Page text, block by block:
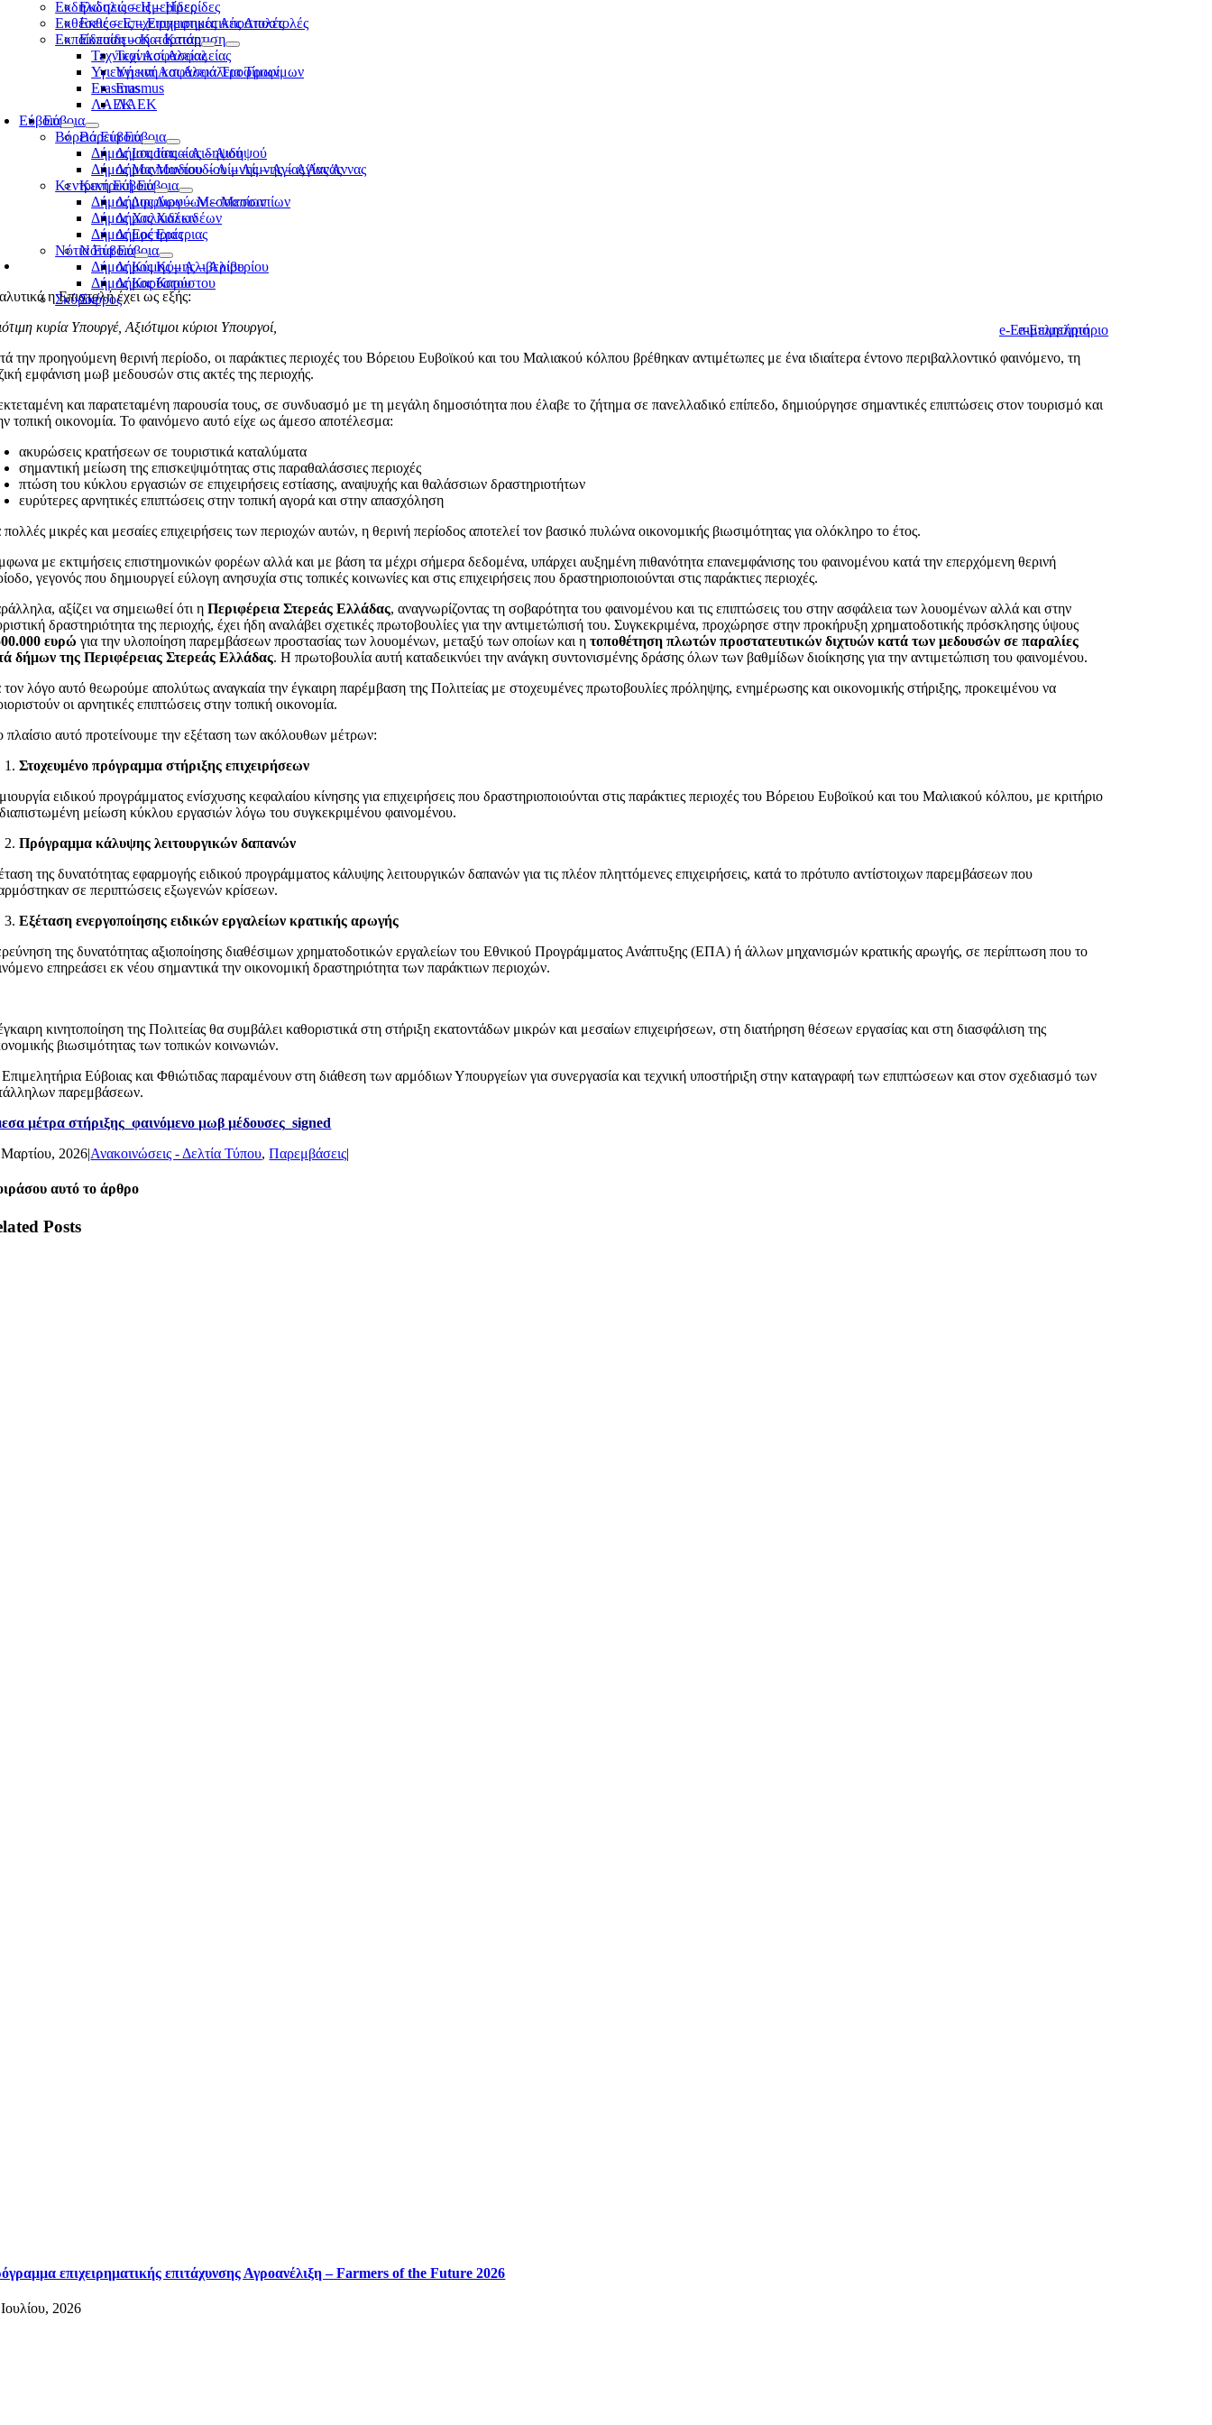
Εκδηλώσεις – Ημερίδες
Εκθέσεις – Επιχειρηματικές Αποστολές
Εκπαίδευση – Κατάρτιση
Τεχνικοί Ασφαλείας
Υγιεινή και Ασφάλεια Τροφίμων
Erasmus
ΛΑΕΚ
Εύβοια
Βόρεια Εύβοια
Δήμος Ιστιαίας – Αιδηψού
Δήμος Μαντουδίου – Λίμνης – Αγίας Άννας
Κεντρική Εύβοια
Δήμος Διρφύων – Μεσσαπίων
Δήμος Χαλκιδέων
Δήμος Ερέτριας
Νότια Εύβοια
Δήμος Κύμης – Αλιβερίου
Δήμος Καρύστου
Σκύρος
e-Επιμελητήριο
Εκδηλώσεις – Ημερίδες
Εκθέσεις – Επιχειρηματικές Αποστολές
Εκπαίδευση – Κατάρτιση
Τεχνικοί Ασφαλείας
Υγιεινή και Ασφάλεια Τροφίμων
Erasmus
ΛΑΕΚ
Εύβοια
Βόρεια Εύβοια
Δήμος Ιστιαίας – Αιδηψού
Δήμος Μαντουδίου – Λίμνης – Αγίας Άννας
Κεντρική Εύβοια
Δήμος Διρφύων – Μεσσαπίων
Δήμος Χαλκιδέων
Δήμος Ερέτριας
Νότια Εύβοια
Δήμος Κύμης – Αλιβερίου
Δήμος Καρύστου
Σκύρος
e-Επιμελητήριο
η Επιστολή έχει ως εξής:
κυρία Υπουργέ, Αξιότιμοι κύριοι Υπουργοί,
την προηγούμενη θερινή περίοδο, οι παράκτιες περιοχές του Βόρειου Ευβοϊκού και του Μαλιακού κόλπου βρέθηκαν αντιμέτωπες με ένα ιδιαίτερα έντονο περιβαλλοντικό φαινόμενο, τη
εμφάνιση μωβ μεδουσών στις ακτές της περιοχής.
και παρατεταμένη παρουσία τους, σε συνδυασμό με τη μεγάλη δημοσιότητα που έλαβε το ζήτημα σε πανελλαδικό επίπεδο, δημιούργησε σημαντικές επιπτώσεις στον τουρισμό και
τοπική οικονομία. Το φαινόμενο αυτό είχε ως άμεσο αποτέλεσμα:
ακυρώσεις κρατήσεων σε τουριστικά καταλύματα
σημαντική μείωση της επισκεψιμότητας στις παραθαλάσσιες περιοχές
πτώση του κύκλου εργασιών σε επιχειρήσεις εστίασης, αναψυχής και θαλάσσιων δραστηριοτήτων
ευρύτερες αρνητικές επιπτώσεις στην τοπική αγορά και στην απασχόληση
πολλές μικρές και μεσαίες επιχειρήσεις των περιοχών αυτών, η θερινή περίοδος αποτελεί τον βασικό πυλώνα οικονομικής βιωσιμότητας για ολόκληρο το έτος.
με εκτιμήσεις επιστημονικών φορέων αλλά και με βάση τα μέχρι σήμερα δεδομένα, υπάρχει αυξημένη πιθανότητα επανεμφάνισης του φαινομένου κατά την επερχόμενη θερινή
γεγονός που δημιουργεί εύλογη ανησυχία στις τοπικές κοινωνίες και στις επιχειρήσεις που δραστηριοποιούνται στις παράκτιες περιοχές.
αξίζει να σημειωθεί ότι ηΠεριφέρεια Στερεάς Ελλάδας, αναγνωρίζοντας τη σοβαρότητα του φαινομένου και τις επιπτώσεις του στην ασφάλεια των λουομένων αλλά και στην
δραστηριότητα της περιοχής, έχει ήδη αναλάβει σχετικές πρωτοβουλίες για την αντιμετώπισή του. Συγκεκριμένα, προχώρησε στην προκήρυξη χρηματοδοτικής πρόσκλησης ύψους
ευρώ για την υλοποίηση παρεμβάσεων προστασίας των λουομένων, μεταξύ των οποίων και ητοποθέτηση πλωτών προστατευτικών διχτυών κατά των μεδουσών σε παραλίες
δήμων της Περιφέρειας Στερεάς Ελλάδας. Η πρωτοβουλία αυτή καταδεικνύει την ανάγκη συντονισμένης δράσης όλων των βαθμίδων διοίκησης για την αντιμετώπιση του φαινομένου.
τον λόγο αυτό θεωρούμε απολύτως αναγκαία την έγκαιρη παρέμβαση της Πολιτείας με στοχευμένες πρωτοβουλίες πρόληψης, ενημέρωσης και οικονομικής στήριξης, προκειμένου να
οι αρνητικές επιπτώσεις στην τοπική οικονομία.
πλαίσιο αυτό προτείνουμε την εξέταση των ακόλουθων μέτρων:
Στοχευμένο πρόγραμμα στήριξης επιχειρήσεων
ειδικού προγράμματος ενίσχυσης κεφαλαίου κίνησης για επιχειρήσεις που δραστηριοποιούνται στις παράκτιες περιοχές του Βόρειου Ευβοϊκού και του Μαλιακού κόλπου, με κριτήριο
μείωση κύκλου εργασιών λόγω του συγκεκριμένου φαινομένου.
Πρόγραμμα κάλυψης λειτουργικών δαπανών
της δυνατότητας εφαρμογής ειδικού προγράμματος κάλυψης λειτουργικών δαπανών για τις πλέον πληττόμενες επιχειρήσεις, κατά το πρότυπο αντίστοιχων παρεμβάσεων που
σε περιπτώσεις εξωγενών κρίσεων.
Εξέταση ενεργοποίησης ειδικών εργαλείων κρατικής αρωγής
της δυνατότητας αξιοποίησης διαθέσιμων χρηματοδοτικών εργαλείων του Εθνικού Προγράμματος Ανάπτυξης (ΕΠΑ) ή άλλων μηχανισμών κρατικής αρωγής, σε περίπτωση που το
επηρεάσει εκ νέου σημαντικά την οικονομική δραστηριότητα των παράκτιων περιοχών.
κινητοποίηση της Πολιτείας θα συμβάλει καθοριστικά στη στήριξη εκατοντάδων μικρών και μεσαίων επιχειρήσεων, στη διατήρηση θέσεων εργασίας και στη διασφάλιση της
βιωσιμότητας των τοπικών κοινωνιών.
Εύβοιας και Φθιώτιδας παραμένουν στη διάθεση των αρμόδιων Υπουργείων για συνεργασία και τεχνική υποστήριξη στην καταγραφή των επιπτώσεων και στον σχεδιασμό των
παρεμβάσεων.
μέτρα στήριξης_φαινόμενο μωβ μέδουσες_signed
2026|Ανακοινώσεις - Δελτία Τύπου,Παρεμβάσεις|
αυτό το άρθρο
Posts
επιχειρηματικής επιτάχυνσης Αγροανέλιξη – Farmers of the Future 2026
2026